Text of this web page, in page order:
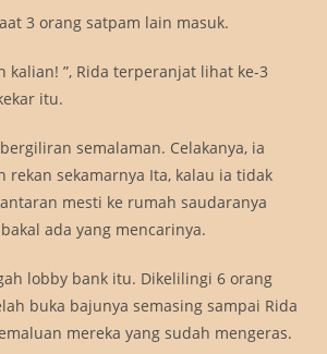
3 orang satpam lain masuk.
kalian! ”, Rida terperanjat lihat ke-3
itu.
semalaman. Celakanya, ia
rekan sekamarnya Ita, kalau ia tidak
mesti ke rumah saudaranya
ada yang mencarinya.
lobby bank itu. Dikelilingi 6 orang
buka bajunya semasing sampai Rida
mereka yang sudah mengeras.